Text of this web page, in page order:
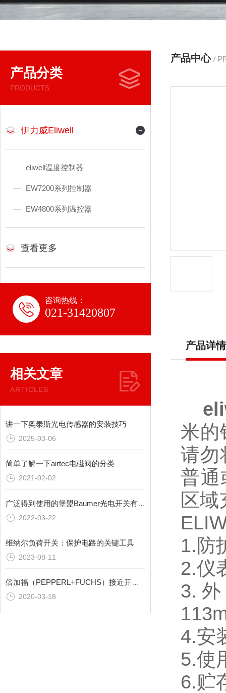
产品分类
PRODUCTS
伊力威Eliwell
eliwell温度控制器
EW7200系列控制器
EW4800系列温控器
查看更多
咨询热线：
021-31420807
相关文章
ARTICLES
讲一下奥泰斯光电传感器的安装技巧
2025-03-06
简单了解一下airtec电磁阀的分类
2021-02-02
广泛得到使用的堡盟Baumer光电开关有这些优势特征
2022-03-22
维纳尔负荷开关：保护电路的关键工具
2023-08-11
倍加福（PEPPERL+FUCHS）接近开关概述
2020-03-18
产品中心 /
产品详情
米的
请勿
普通
区域
1.防
2.仪
3.
4.安
5.使
6.贮